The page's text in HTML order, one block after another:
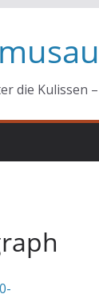
die Kulissen
0-